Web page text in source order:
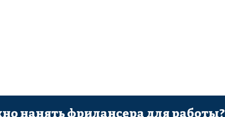
нанять фрилансера для работы?